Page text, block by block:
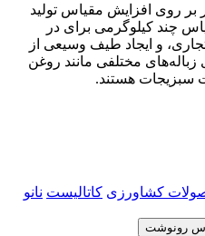
روی افزایش مقیاس تولید
چند کیلوگرمی برای در
و ایجاد طیف وسیعی از
مختلفی مانند روغن
سبزیجات هستند.
کشاورزی کاتالیست نانو
رونوشت